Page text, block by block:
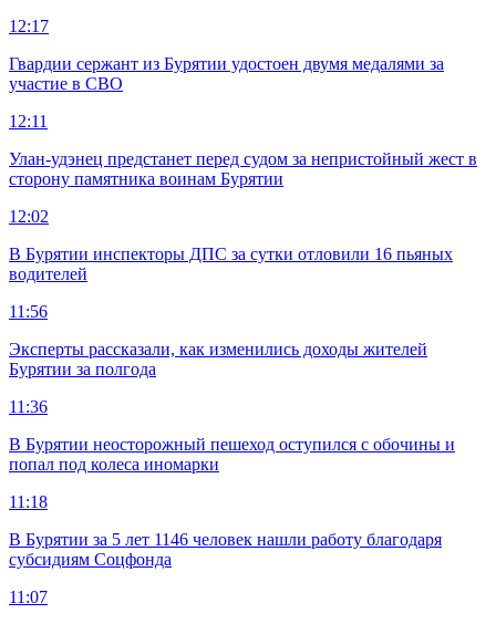
12:17
Гвардии сержант из Бурятии удостоен двумя медалями за
участие в СВО
12:11
Улан-удэнец предстанет перед судом за непристойный жест в
сторону памятника воинам Бурятии
12:02
В Бурятии инспекторы ДПС за сутки отловили 16 пьяных
водителей
11:56
Эксперты рассказали, как изменились доходы жителей
Бурятии за полгода
11:36
В Бурятии неосторожный пешеход оступился с обочины и
попал под колеса иномарки
11:18
В Бурятии за 5 лет 1146 человек нашли работу благодаря
субсидиям Соцфонда
11:07